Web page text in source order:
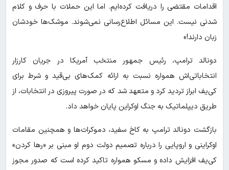
اقدامات مقتضی را دریافت کرده‌ایم. اما این حملات با حرف و کلام
شدنی نیست. این مسائل اطلاع‌رسانی نمی‌شوند. موشک‌ها خودشان
زبان دارند!»
دونالد ترامپ، رئیس جمهور منتخب آمریکا در جریان کارزار
انتخاباتی‌اش همواره نسبت به ارائه کمک‌های بی‌قید و شرط برای
کی‌یف ابراز تردید کرد و متعهد شد که در صورت پیروزی در انتخابات، از
طریق دیپلماتیک به جنگ اوکراین پایان خواهد داد.
بازگشت دونالد ترامپ به کاخ سفید، دموکرات‌ها و همچنین مقامات
اوکراینی و اروپایی را درباره تصمیم دولت دوم او مبنی بر «رها کردن»
کی‌یف افزایش داده و مسکو همواره تاکید کرده است که صدور مجوز